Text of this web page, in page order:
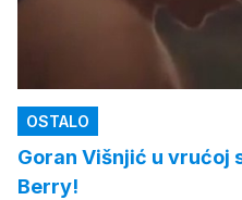
OSTALO
Goran Višnjić u vrućoj
Berry!